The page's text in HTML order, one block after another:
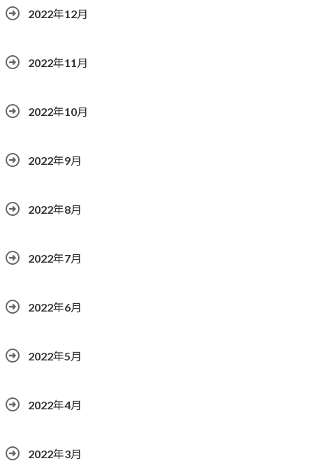
2022年12月
2022年11月
2022年10月
2022年9月
2022年8月
2022年7月
2022年6月
2022年5月
2022年4月
2022年3月